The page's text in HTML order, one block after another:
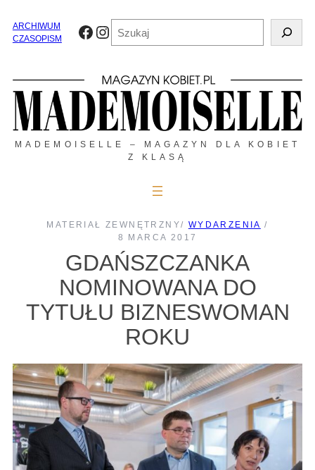
treściARCHIWUM
CZASOPISM
Facebook
Instagram
MADEMOISELLE – MAGAZYN DLA KOBIET
Z KLASĄ
MATERIAŁ ZEWNĘTRZNY/ WYDARZENIA /
8 MARCA 2017
GDAŃSZCZANKA
NOMINOWANA DO
TYTUŁU BIZNESWOMAN
ROKU